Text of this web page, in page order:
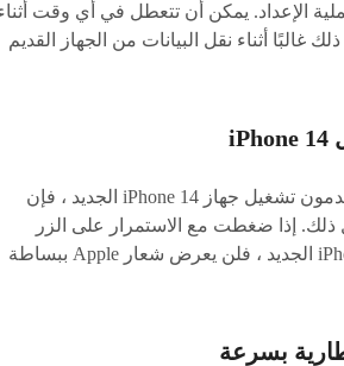
الإعداد. يمكن أن تتعطل في أي وقت
غالبًا أثناء نقل البيانات من الجهاز القديم
عندما يحاول المستخدمون تشغيل جهاز iPhone 14 الجديد ، فإن
ذلك. إذا ضغطت مع الاستمرار على الزر
الجانبي في جهاز iPhone الجديد ، فلن يعرض شعار Apple ببساطة